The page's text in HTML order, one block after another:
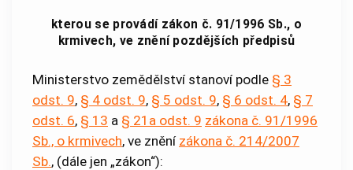
kterou se provádí zákon č. 91/1996 Sb., o
krmivech, ve znění pozdějších předpisů
Ministerstvo zemědělství stanoví podle § 3
odst. 9, § 4 odst. 9, § 5 odst. 9, § 6 odst. 4, § 7
odst. 6, § 13 a § 21a odst. 9 zákona č. 91/1996
Sb., o krmivech, ve znění zákona č. 214/2007
Sb., (dále jen „zákon“):